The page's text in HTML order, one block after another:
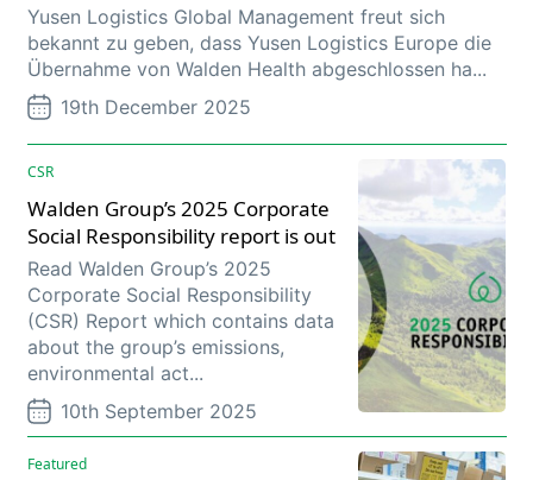
Yusen Logistics Global Management freut sich
bekannt zu geben, dass Yusen Logistics Europe die
Übernahme von Walden Health abgeschlossen ha...
19th December 2025
CSR
Walden Group’s 2025 Corporate
Social Responsibility report is out
Read Walden Group’s 2025
Corporate Social Responsibility
(CSR) Report which contains data
about the group’s emissions,
environmental act...
10th September 2025
Featured